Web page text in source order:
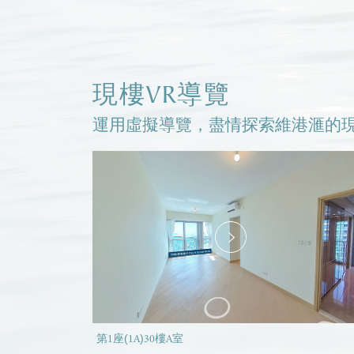
現樓VR導覽
運用虛擬導覽，盡情探索維港滙的
第1座(1A)30樓A室